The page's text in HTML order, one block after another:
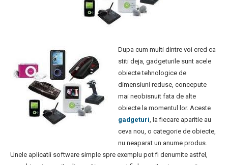
Dupa cum multi dintre voi cred ca
stiti deja, gadgeturile sunt acele
obiecte tehnologice de
dimensiuni reduse, concepute
mai neobisnuit fata de alte
obiecte la momentul lor. Aceste
gadgeturi, la fiecare aparitie au
ceva nou, o categorie de obiecte,
nu neaparat un anume produs.
Unele aplicatii software simple spre exemplu pot fi denumite astfel,